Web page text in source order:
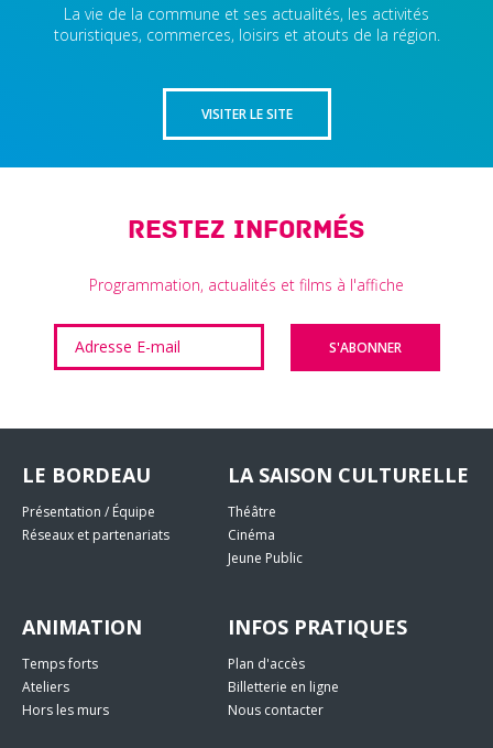
La vie de la commune et ses actualités, les activités
touristiques, commerces, loisirs et atouts de la région.
VISITER LE SITE
Restez informés
Programmation, actualités et films à l'affiche
LE BORDEAU
Présentation / Équipe
Réseaux et partenariats
LA SAISON CULTURELLE
Théâtre
Cinéma
Jeune Public
ANIMATION
Temps forts
Ateliers
Hors les murs
INFOS PRATIQUES
Plan d'accès
Billetterie en ligne
Nous contacter